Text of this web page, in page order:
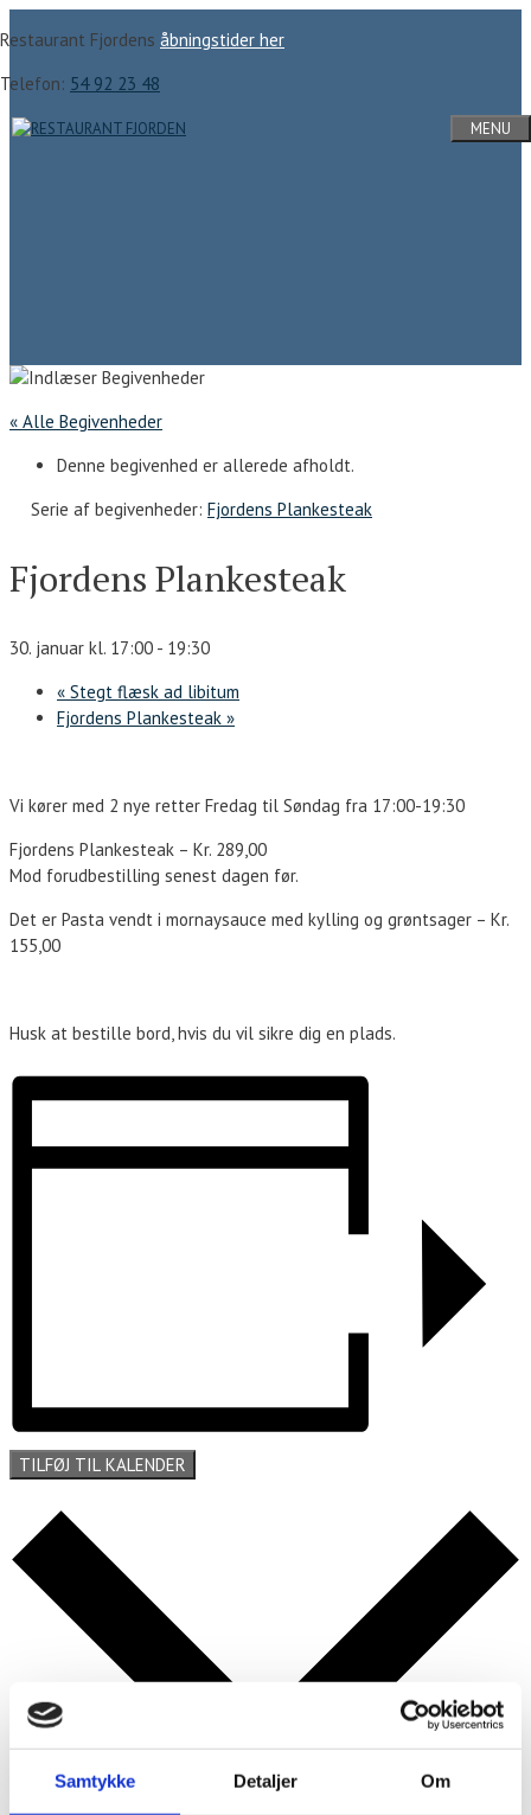
Samtykke Detaljer Om
til
indhold
Restaurant Fjordens åbningstider her
Telefon: 54 92 23 48
MENU
« Alle Begivenheder
Denne begivenhed er allerede afholdt.
Serie af begivenheder: Fjordens Plankesteak
Fjordens Plankesteak
30. januar kl. 17:00 - 19:30
« Stegt flæsk ad libitum
Fjordens Plankesteak »
Vi kører med 2 nye retter Fredag til Søndag fra 17:00-19:30
Fjordens Plankesteak – Kr. 289,00
Mod forudbestilling senest dagen før.
Det er Pasta vendt i mornaysauce med kylling og grøntsager – Kr.
155,00
Husk at bestille bord, hvis du vil sikre dig en plads.
TILFØJ TIL KALENDER